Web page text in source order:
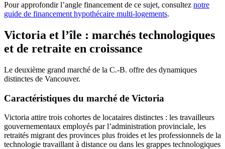
Pour approfondir l’angle financement de ce sujet, consultez notre
guide de financement hypothécaire multi-logements.
Victoria et l’île : marchés technologiques
et de retraite en croissance
Le deuxième grand marché de la C.-B. offre des dynamiques
distinctes de Vancouver.
Caractéristiques du marché de Victoria
Victoria attire trois cohortes de locataires distinctes : les travailleurs
gouvernementaux employés par l’administration provinciale, les
retraités migrant des provinces plus froides et les professionnels de la
technologie travaillant à distance ou dans les grappes technologiques